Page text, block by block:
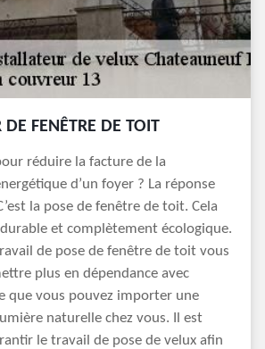
DE FENÊTRE DE TOIT
réduire la facture de la
d’un foyer ? La réponse
la pose de fenêtre de toit. Cela
et complètement écologique.
de pose de fenêtre de toit vous
plus en dépendance avec
que vous pouvez importer une
naturelle chez vous. Il est
le travail de pose de velux afin